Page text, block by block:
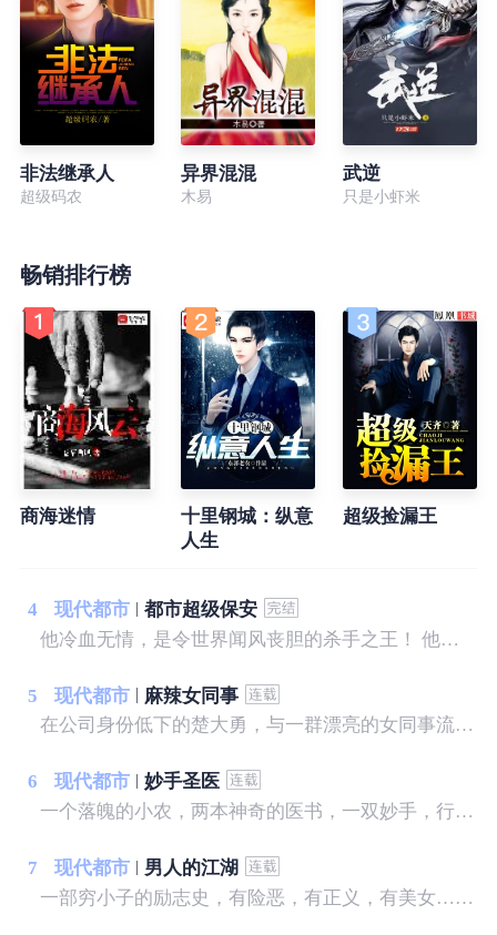
非法继承人
超级码农
异界混混
木易
武逆
只是小虾米
畅销排行榜
商海迷情
十里钢城：纵意
人生
超级捡漏王
4 现代都市
都市超级保安
他冷血无情，是令世界闻风丧胆的杀手之王！ 他离开组织，归隐龙海，怎奈树欲静而风不止，各方势力来势汹汹，草莽权贵虎视眈眈，他该如何应对？ 面对一个个人间尤物，相继出现在他的身边，诱惑不断，他是弱水三千，只取一瓢？ “长相不到九十分的女人，都应该被回收！” 陈锋说。
5 现代都市
麻辣女同事
在公司身份低下的楚大勇，与一群漂亮的女同事流落孤岛之后，命运从此发生了变化，在原始的求生意识中，人性的光芒和欲望上演了一幕幕引人入胜的故事……
6 现代都市
妙手圣医
一个落魄的小农，两本神奇的医书，一双妙手，行医天下...... 我，宋晚成，什么样的美女没见过...... 这里，有你想看的
7 现代都市
男人的江湖
一部穷小子的励志史，有险恶，有正义，有美女……